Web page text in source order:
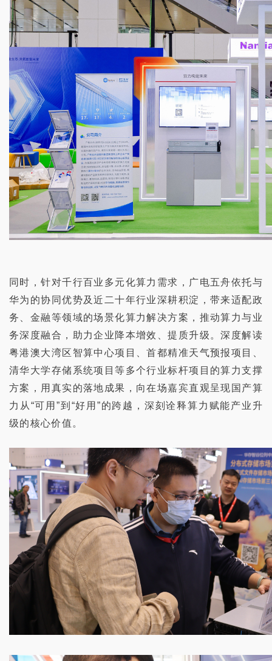
同时，针对千行百业多元化算力需求，广电五舟依托与
华为的协同优势及近二十年行业深耕积淀 ，带来适配政
务、金融等领域的场景化算力解决方案， 推动算力与业
务深度融合 ， 助力企业 降本增效 、提质升级。深度解读
粤港澳大湾区智算中心项目、首都精准天气预报项目、
清华大学存储系统项目等多个行业标杆项目的算力支撑
方案，用真实的落地成果， 向在场嘉宾直观呈现 国产算
力从“可用”到“好用”的跨越， 深刻诠释算力赋能产业升
级的核心价值。